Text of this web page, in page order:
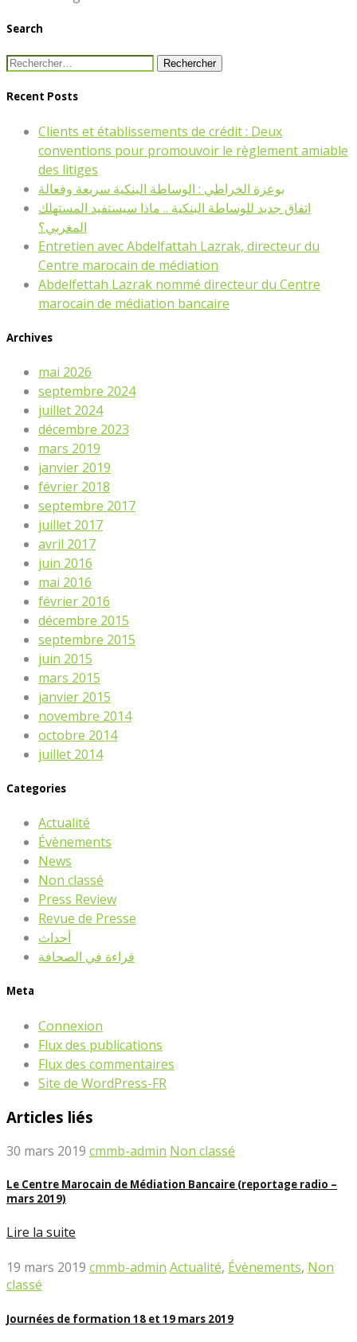
Search
Rechercher :
Recent Posts
Clients et établissements de crédit : Deux
conventions pour promouvoir le règlement amiable
des litiges
بوعزة الخراطي : الوساطة البنكية سريعة وفعالة
اتفاق جديد للوساطة البنكية .. ماذا سيستفيد المستهلك
المغربي؟
Entretien avec Abdelfattah Lazrak, directeur du
Centre marocain de médiation
Abdelfettah Lazrak nommé directeur du Centre
marocain de médiation bancaire
Archives
mai 2026
septembre 2024
juillet 2024
décembre 2023
mars 2019
janvier 2019
février 2018
septembre 2017
juillet 2017
avril 2017
juin 2016
mai 2016
février 2016
décembre 2015
septembre 2015
juin 2015
mars 2015
janvier 2015
novembre 2014
octobre 2014
juillet 2014
Categories
Actualité
Évènements
News
Non classé
Press Review
Revue de Presse
أحداث
قراءة في الصحافة
Meta
Connexion
Flux des publications
Flux des commentaires
Site de WordPress-FR
Articles liés
30 mars 2019 cmmb-admin Non classé
Le Centre Marocain de Médiation Bancaire (reportage radio –
mars 2019)
Lire la suite
19 mars 2019 cmmb-admin Actualité, Évènements, Non
classé
Journées de formation 18 et 19 mars 2019